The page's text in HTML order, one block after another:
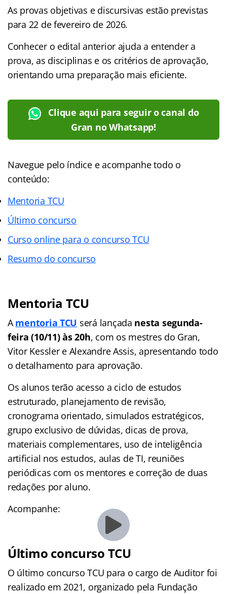
As provas objetivas e discursivas estão previstas
para 22 de fevereiro de 2026.
Conhecer o edital anterior ajuda a entender a
prova, as disciplinas e os critérios de aprovação,
orientando uma preparação mais eficiente.
Clique aqui para seguir o canal do
Gran no Whatsapp!
Navegue pelo índice e acompanhe todo o
conteúdo:
Mentoria TCU
Último concurso
Curso online para o concurso TCU
Resumo do concurso
Mentoria TCU
A mentoria TCU será lançada nesta segunda-
feira (10/11) às 20h, com os mestres do Gran,
Vitor Kessler e Alexandre Assis, apresentando todo
o detalhamento para aprovação.
Os alunos terão acesso a ciclo de estudos
estruturado, planejamento de revisão,
cronograma orientado, simulados estratégicos,
grupo exclusivo de dúvidas, dicas de prova,
materiais complementares, uso de inteligência
artificial nos estudos, aulas de TI, reuniões
periódicas com os mentores e correção de duas
redações por aluno.
Acompanhe:
Último concurso TCU
O último concurso TCU para o cargo de Auditor foi
realizado em 2021, organizado pela Fundação